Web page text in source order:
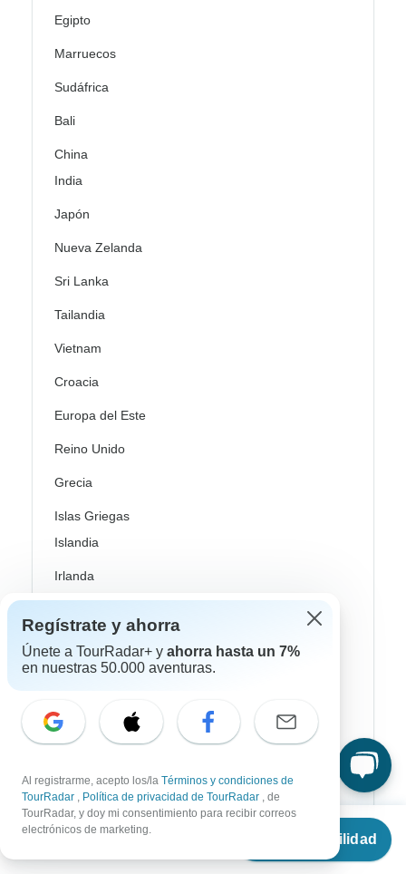
Desde
Ver disponibilidad
Egipto
Marruecos
Sudáfrica
Bali
China
India
Japón
Nueva Zelanda
Sri Lanka
Tailandia
Vietnam
Croacia
Europa del Este
Reino Unido
Grecia
Islas Griegas
Islandia
Irlanda
Nórdicos / Escandinavia
Portugal
Escocia
España
Turquía
Canadá
Regístrate y ahorra
Únete a TourRadar+ y ahorra hasta un 7%
en nuestras 50.000 aventuras.
Al registrarme, acepto los/la Términos y condiciones de
TourRadar , Política de privacidad de TourRadar , de
TourRadar, y doy mi consentimiento para recibir correos
electrónicos de marketing.